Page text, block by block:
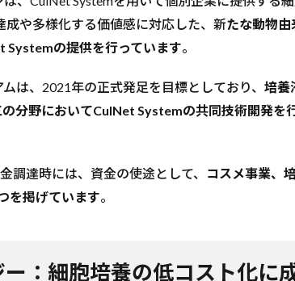
成や多様化する価値感に対応した、新たな動物
Systemの提供を行っています。
は、2021年の正式発足を目標としており、 培養
分野においてCulNet Systemの共同技術開発を
調達時には、資金の使途として、
コスメ事業、
を掲げています。
ー：細胞培養の低コスト化に